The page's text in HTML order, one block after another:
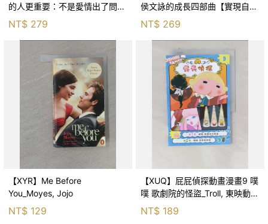
的人更重要：不是愛情出了問
題，而是認知需要升級！_Mr. P
NT$ 279
侯文詠的成長四部曲【實現自
己】_侯文詠
NT$ 269
【XYR】Me Before
You_Moyes, Jojo
NT$ 129
【XUQ】屁屁偵探動畫漫畫9 噗
噗 歌劇院的怪盜_Troll, 東映動畫
株式會社, 張東君
NT$ 189